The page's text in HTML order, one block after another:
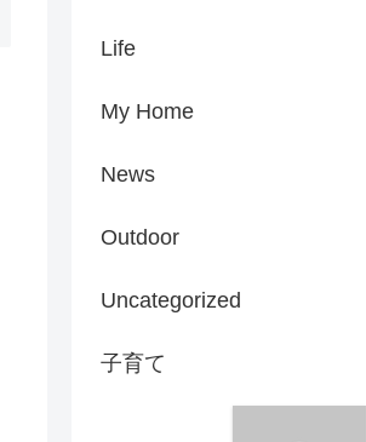
Life
My Home
News
Outdoor
Uncategorized
子育て